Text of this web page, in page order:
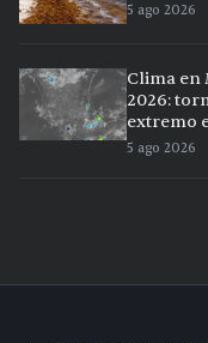
5 ago 2026
Clima en
2026:
extremo
5 ago 2026